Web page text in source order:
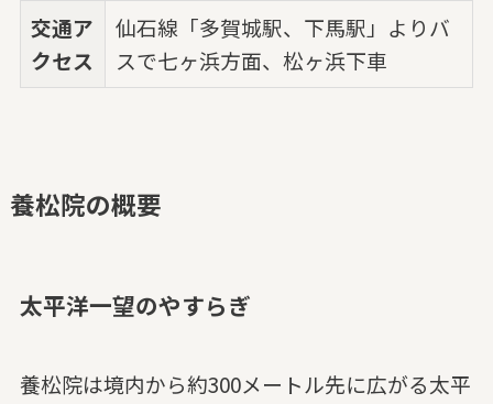
交通ア
クセス
仙石線「多賀城駅、下馬駅」よりバ
スで七ヶ浜方面、松ヶ浜下車
養松院の概要
太平洋一望のやすらぎ
養松院は境内から約300メートル先に広がる太平